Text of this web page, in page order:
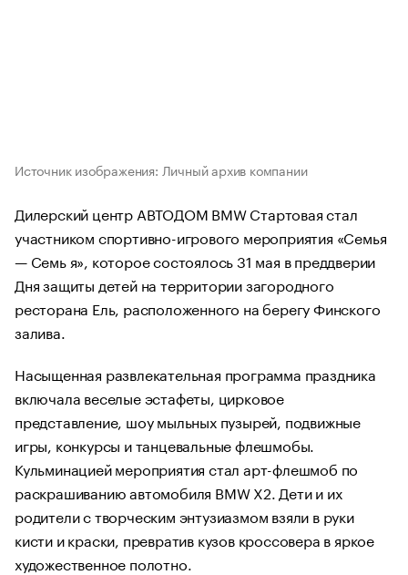
Источник изображения: Личный архив компании
Дилерский центр АВТОДОМ BMW Стартовая стал
участником спортивно-игрового мероприятия «Семья
— Семь я», которое состоялось 31 мая в преддверии
Дня защиты детей на территории загородного
ресторана Ель, расположенного на берегу Финского
залива.
Насыщенная развлекательная программа праздника
включала веселые эстафеты, цирковое
представление, шоу мыльных пузырей, подвижные
игры, конкурсы и танцевальные флешмобы.
Кульминацией мероприятия стал арт-флешмоб по
раскрашиванию автомобиля BMW X2. Дети и их
родители с творческим энтузиазмом взяли в руки
кисти и краски, превратив кузов кроссовера в яркое
художественное полотно.